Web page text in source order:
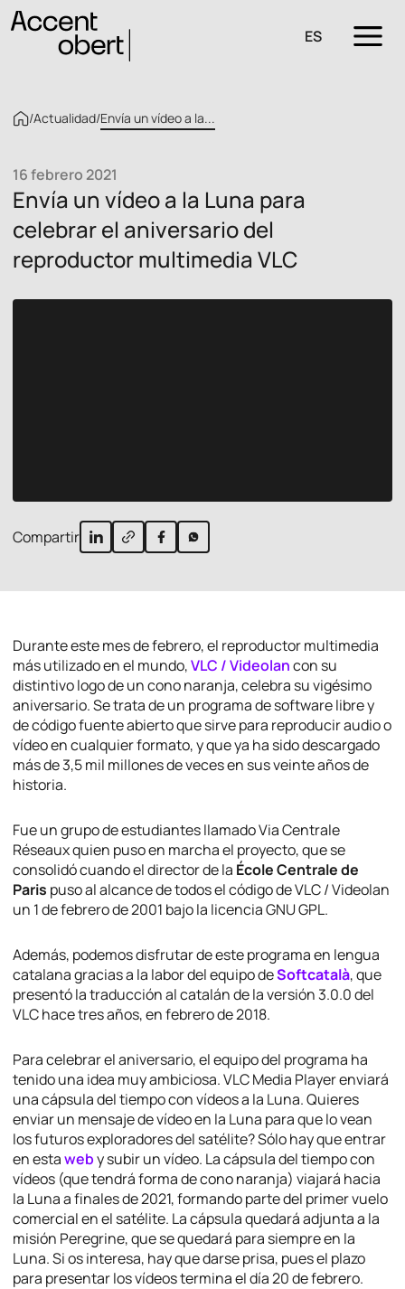
ES
/Actualidad/Envía un vídeo a la...
16 febrero 2021
Envía un vídeo a la Luna para
celebrar el aniversario del
reproductor multimedia VLC
Compartir
Durante este mes de febrero, el reproductor multimedia
más utilizado en el mundo,VLC / Videolancon su
distintivo logo de un cono naranja, celebra su vigésimo
aniversario. Se trata de un programa de software libre y
de código fuente abierto que sirve para reproducir audio o
vídeo en cualquier formato, y que ya ha sido descargado
más de 3,5 mil millones de veces en sus veinte años de
historia.
Fue un grupo de estudiantes llamado Via Centrale
Réseaux quien puso en marcha el proyecto, que se
consolidó cuando el director de la École Centrale de
Paris puso al alcance de todos el código de VLC / Videolan
un 1 de febrero de 2001 bajo la licencia GNU GPL.
Además, podemos disfrutar de este programa en lengua
catalana gracias a la labor del equipo deSoftcatalà, que
presentó la traducción al catalán de la versión 3.0.0 del
VLC hace tres años, en febrero de 2018.
Para celebrar el aniversario, el equipo del programa ha
tenido una idea muy ambiciosa. VLC Media Player enviará
una cápsula del tiempo con vídeos a la Luna. Quieres
enviar un mensaje de vídeo en la Luna para que lo vean
los futuros exploradores del satélite? Sólo hay que entrar
en estaweby subir un vídeo. La cápsula del tiempo con
vídeos (que tendrá forma de cono naranja) viajará hacia
la Luna a finales de 2021, formando parte del primer vuelo
comercial en el satélite. La cápsula quedará adjunta a la
misión Peregrine, que se quedará para siempre en la
Luna. Si os interesa, hay que darse prisa, pues el plazo
para presentar los vídeos termina el día 20 de febrero.